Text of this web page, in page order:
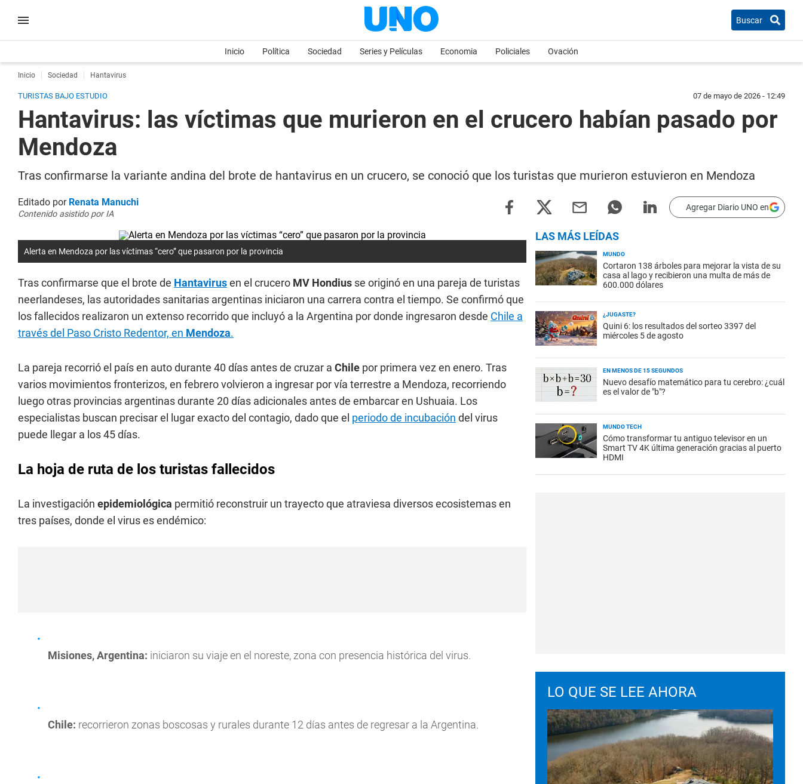
Buscar
Inicio Política Sociedad Series y Películas Economia Policiales Ovación
Inicio Sociedad Hantavirus
TURISTAS BAJO ESTUDIO 07 de mayo de 2026 - 12:49
Hantavirus: las víctimas que murieron en el crucero habían pasado por
Mendoza
Tras confirmarse la variante andina del brote de hantavirus en un crucero, se conoció que los turistas que murieron estuvieron en Mendoza
Editado por Renata Manuchi
Contenido asistido por IA
Agregar Diario UNO en
Alerta en Mendoza por las víctimas “cero” que pasaron por la provincia
Tras confirmarse que el brote de Hantavirusen el crucero MV Hondius se originó en una pareja de turistas
neerlandeses, las autoridades sanitarias argentinas iniciaron una carrera contra el tiempo. Se confirmó que
los fallecidos realizaron un extenso recorrido que incluyó a la Argentina por donde ingresaron desde Chile a
través del Paso Cristo Redentor, en Mendoza.
La pareja recorrió el país en auto durante 40 días antes de cruzar a Chile por primera vez en enero. Tras
varios movimientos fronterizos, en febrero volvieron a ingresar por vía terrestre a Mendoza, recorriendo
luego otras provincias argentinas durante 20 días adicionales antes de embarcar en Ushuaia. Los
especialistas buscan precisar el lugar exacto del contagio, dado que el periodo de incubación del virus
puede llegar a los 45 días.
La hoja de ruta de los turistas fallecidos
La investigación epidemiológica permitió reconstruir un trayecto que atraviesa diversos ecosistemas en
tres países, donde el virus es endémico:
Misiones, Argentina: iniciaron su viaje en el noreste, zona con presencia histórica del virus.
Chile: recorrieron zonas boscosas y rurales durante 12 días antes de regresar a la Argentina.
LAS MÁS LEÍDAS
MUNDO
Cortaron 138 árboles para mejorar la vista de su
casa al lago y recibieron una multa de más de
600.000 dólares
¿JUGASTE?
Quini 6: los resultados del sorteo 3397 del
miércoles 5 de agosto
EN MENOS DE 15 SEGUNDOS
Nuevo desafío matemático para tu cerebro: ¿cuál
es el valor de "b"?
MUNDO TECH
Cómo transformar tu antiguo televisor en un
Smart TV 4K última generación gracias al puerto
HDMI
LO QUE SE LEE AHORA